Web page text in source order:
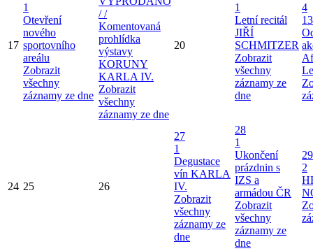
17
1
Otevření
nového
sportovního
areálu
Zobrazit
všechny
záznamy ze dne
/ /
Komentovaná
prohlídka
výstavy
KORUNY
KARLA IV.
Zobrazit
všechny
záznamy ze dne
20
1
Letní recitál
JIŘÍ
SCHMITZER
Zobrazit
všechny
záznamy ze
dne
4
24 25 26
27
1
Degustace
vín KARLA
IV.
Zobrazit
všechny
záznamy ze
dne
28
1
Ukončení
prázdnin s
IZS a
armádou ČR
Zobrazit
všechny
záznamy ze
dne
29
2